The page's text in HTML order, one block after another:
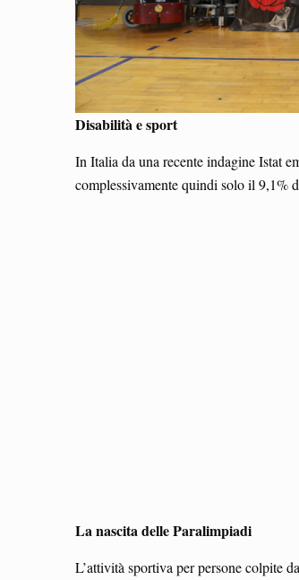
Disabilità e sport
In Italia da una recente indagine Istat
complessivamente quindi solo il 9,1%
La nascita delle Paralimpiadi
L’attività sportiva per persone colpite